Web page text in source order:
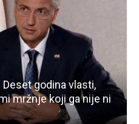
godina vlasti,
mržnje koji ga nije ni